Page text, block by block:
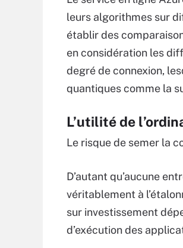
leurs algorithmes sur
établir des
en considération les
degré de connexion,
quantiques comme la
L’utilité de
Le risque de semer la
D’autant qu’aucune
véritablement à
sur investissement
d’exécution des